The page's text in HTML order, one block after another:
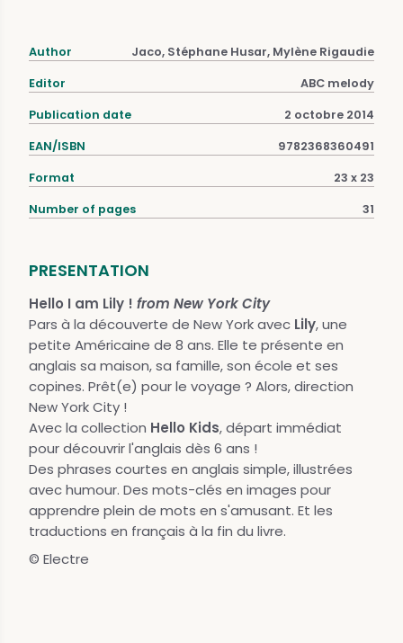
Author Jaco, Stéphane Husar, Mylène Rigaudie
Editor ABC melody
Publication date 2 octobre 2014
EAN/ISBN 9782368360491
Format 23 x 23
Number of pages 31
PRESENTATION
Hello I am Lily ! from New York City
Pars à la découverte de New York avec Lily, une
petite Américaine de 8 ans. Elle te présente en
anglais sa maison, sa famille, son école et ses
copines. Prêt(e) pour le voyage ? Alors, direction
New York City !
Avec la collection Hello Kids, départ immédiat
pour découvrir l'anglais dès 6 ans !
Des phrases courtes en anglais simple, illustrées
avec humour. Des mots-clés en images pour
apprendre plein de mots en s'amusant. Et les
traductions en français à la fin du livre.
© Electre